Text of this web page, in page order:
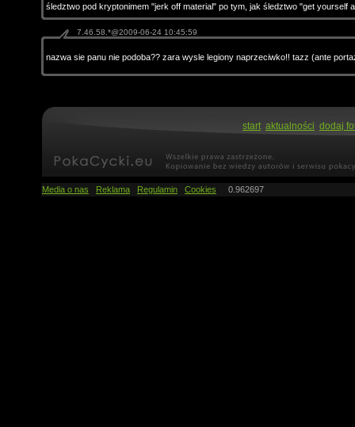
śledztwo pod kryptonimem "jerk off material" po tym, jak śledztwo "get yourself a
7.46.58.*@2009-06-24 10:45:59
nazwa sie panu nie podoba?? zara wysle legiony naprzeciwko!! tazz (ante
start aktualności dodaj
Media o nas Reklama Regulamin Cookies 0.962697